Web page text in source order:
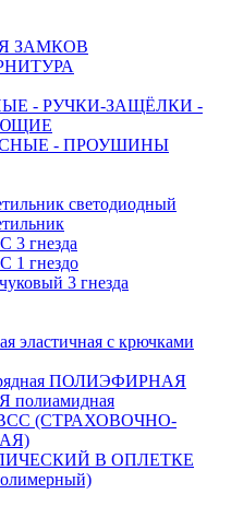
ЗАМКОВ
- РУЧКИ-ЗАЩЁЛКИ -
- ПРОУШИНЫ
светодиодный
3 гнезда
1 гнездо
3 гнезда
эластичная с крючками
ПОЛИЭФИРНАЯ
полиамидная
ВСС (СТРАХОВОЧНО-
В ОПЛЕТКЕ